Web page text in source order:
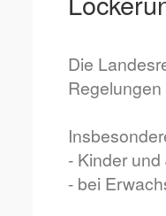
Die
- Kinder
- bei